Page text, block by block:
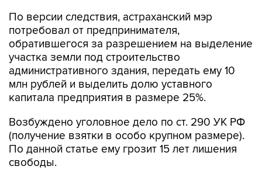
По версии следствия, астраханский мэр
потребовал от предпринимателя,
обратившегося за разрешением на выделение
участка земли под строительство
административного здания, передать ему 10
млн рублей и выделить долю уставного
капитала предприятия в размере 25%.
Возбуждено уголовное дело по ст. 290 УК РФ
(получение взятки в особо крупном размере).
По данной статье ему грозит 15 лет лишения
свободы.